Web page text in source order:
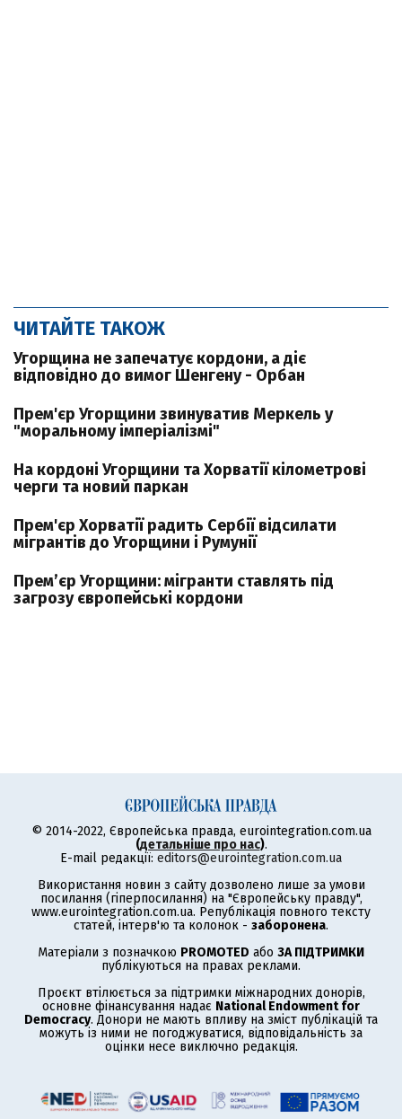
ЧИТАЙТЕ ТАКОЖ
Угорщина не запечатує кордони, а діє
відповідно до вимог Шенгену - Орбан
Прем'єр Угорщини звинуватив Меркель у
"моральному імперіалізмі"
На кордоні Угорщини та Хорватії кілометрові
черги та новий паркан
Прем'єр Хорватії радить Сербії відсилати
мігрантів до Угорщини і Румунії
Прем’єр Угорщини: мігранти ставлять під
загрозу європейські кордони
© 2014-2022, Європейська правда, eurointegration.com.ua
(детальніше про нас).
E-mail редакції: editors@eurointegration.com.ua
Використання новин з сайту дозволено лише за умови
посилання (гіперпосилання) на "Європейську правду",
www.eurointegration.com.ua. Републікація повного тексту
статей, інтерв'ю та колонок - заборонена.
Матеріали з позначкою PROMOTED або ЗА ПІДТРИМКИ
публікуються на правах реклами.
Проєкт втілюється за підтримки міжнародних донорів,
основне фінансування надає National Endowment for
Democracy. Донори не мають впливу на зміст публікацій та
можуть із ними не погоджуватися, відповідальність за
оцінки несе виключно редакція.